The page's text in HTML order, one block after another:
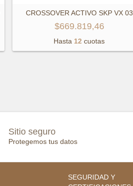
CROSSOVER ACTIVO SKP VX 03
$669.819,46
Hasta 12 cuotas
Sitio seguro
Protegemos tus datos
SEGURIDAD Y